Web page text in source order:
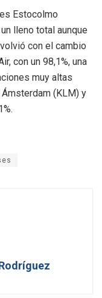
Estocolmo
lleno total aunque
con el cambio
con un 98,1%, una
muy altas
(KLM) y